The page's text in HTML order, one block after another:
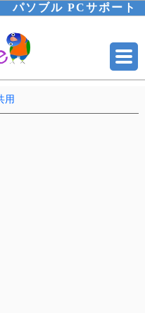
パソブル PCサポート
用